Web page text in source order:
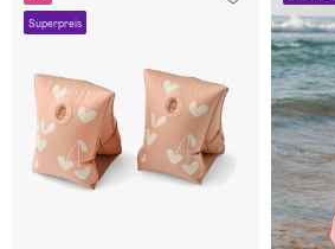
Superpreis